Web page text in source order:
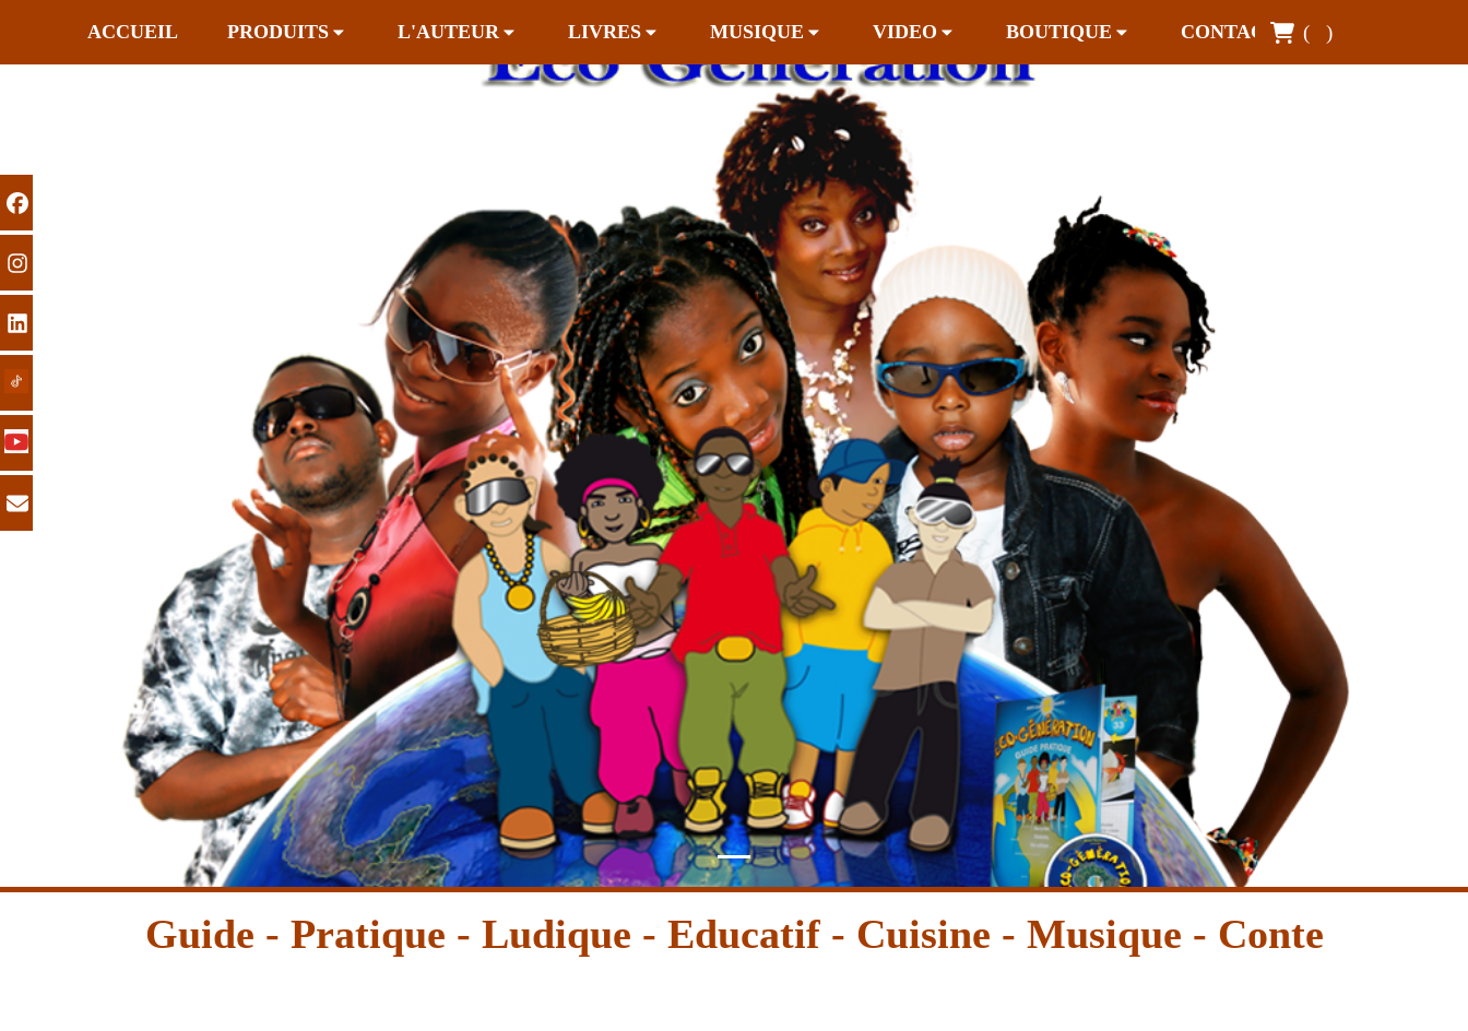
ACCUEIL PRODUITS L'AUTEUR LIVRES MUSIQUE VIDEO BOUTIQUE CONTACT ( )
Guide - Pratique - Ludique - Educatif - Cuisine - Musique - Conte